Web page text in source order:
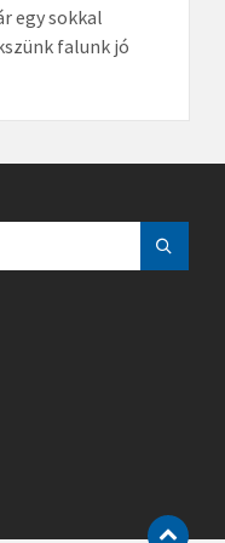
egy sokkal
falunk jó